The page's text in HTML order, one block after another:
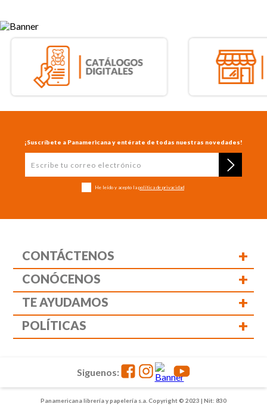
¡Suscríbete a Panamericana y entérate de todas nuestras novedades!
He leído y acepto la política de privacidad
CONTÁCTENOS +
CONÓCENOS +
TE AYUDAMOS +
POLÍTICAS +
Panamericana librería y papelería s.a. Copyright © 2023 | Nit: 830
Siguenos: